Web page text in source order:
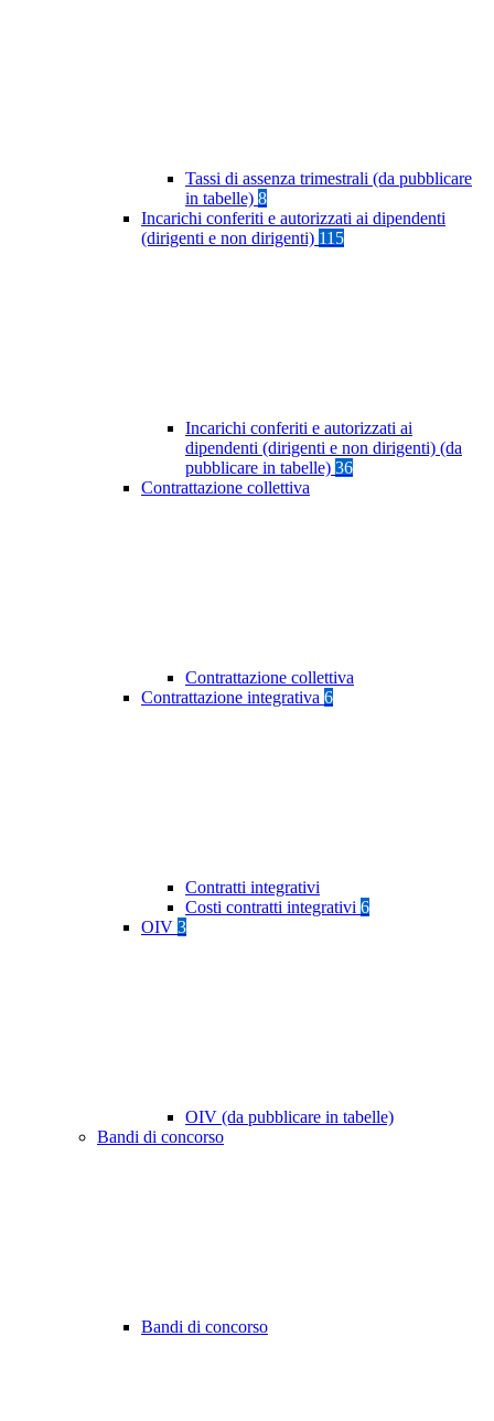
Tassi di assenza trimestrali (da pubblicare
in tabelle) 8
Incarichi conferiti e autorizzati ai dipendenti
(dirigenti e non dirigenti) 115
Incarichi conferiti e autorizzati ai
dipendenti (dirigenti e non dirigenti) (da
pubblicare in tabelle) 36
Contrattazione collettiva
Contrattazione collettiva
Contrattazione integrativa 6
Contratti integrativi
Costi contratti integrativi 6
OIV 3
OIV (da pubblicare in tabelle)
Bandi di concorso
Bandi di concorso